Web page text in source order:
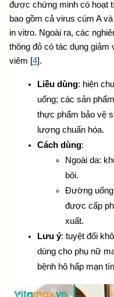
được chứng minh có hoạt
bao gồm cả virus cúm A
in vitro. Ngoài ra, các
thông đỏ có tác dụng giảm
viêm [4].
Liều dùng: hiện
uống; các sản
thực phẩm bảo vệ
lượng chuẩn hóa.
Cách dùng:
Ngoài da:
bôi.
Đường
được cấp
xuất.
Lưu ý: tuyệt đối
dùng cho phụ nữ
bệnh hô hấp mạn